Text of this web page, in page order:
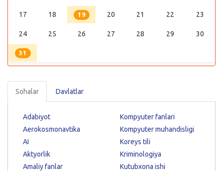
17 18 19 20 21 22 23
24 25 26 27 28 29 30
31
Sohalar Davlatlar
Adabiyot
Aerokosmonavtika
AI
Aktyorlik
Amaliy fanlar
Kompyuter fanlari
Kompyuter muhandisligi
Koreys tili
Kriminologiya
Kutubxona ishi